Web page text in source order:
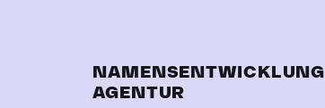
NAMENSENTWICKLUNG
AGENTUR